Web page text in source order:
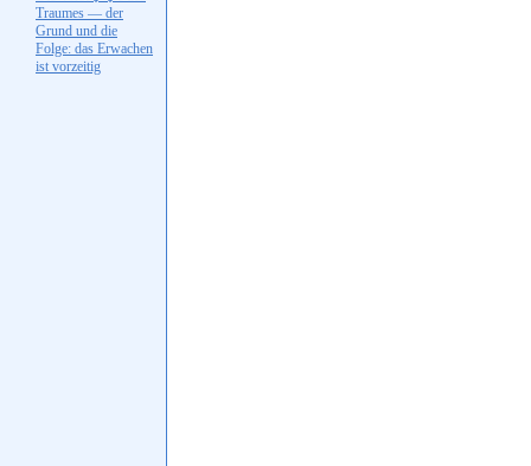
Traumes — der
Grund und die
Folge: das Erwachen
ist vorzeitig